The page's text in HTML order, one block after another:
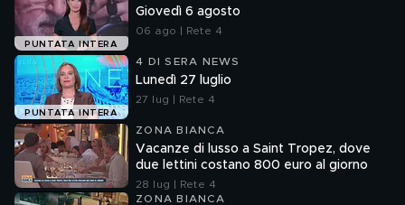
PUNTATA INTERA
Giovedì 6 agosto
06 ago | Rete 4
PUNTATA INTERA
4 DI SERA NEWS
Lunedì 27 luglio
27 lug | Rete 4
ZONA BIANCA
Vacanze di lusso a Saint Tropez, dove
due lettini costano 800 euro al giorno
28 lug | Rete 4
ZONA BIANCA